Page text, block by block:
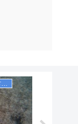
シュノーケリング（宮古諸島）